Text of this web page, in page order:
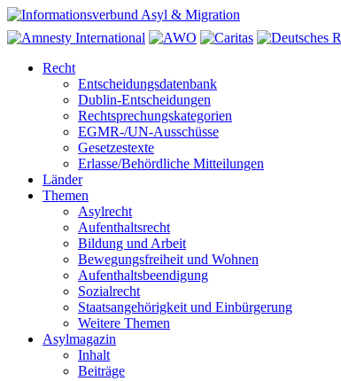
Recht
Entscheidungsdatenbank
Dublin-Entscheidungen
Rechtsprechungskategorien
EGMR-/UN-Ausschüsse
Gesetzestexte
Erlasse/Behördliche Mitteilungen
Länder
Themen
Asylrecht
Aufenthaltsrecht
Bildung und Arbeit
Bewegungsfreiheit und Wohnen
Aufenthaltsbeendigung
Sozialrecht
Staatsangehörigkeit und Einbürgerung
Weitere Themen
Asylmagazin
Inhalt
Beiträge